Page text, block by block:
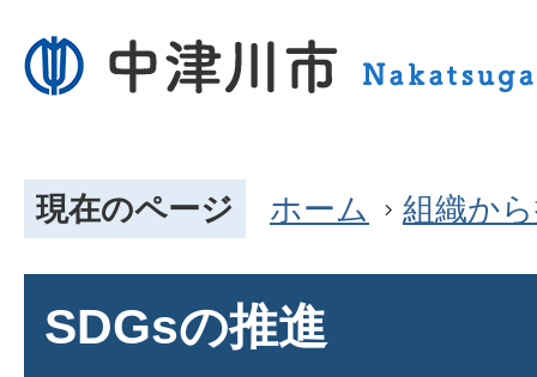
現在のページ ホーム 組織か
SDGsの推進